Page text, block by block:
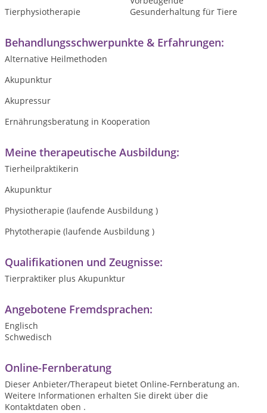
Tierphysiotherapie
Gesunderhaltung für Tiere
Behandlungsschwerpunkte & Erfahrungen:
Alternative Heilmethoden
Akupunktur
Akupressur
Ernährungsberatung in Kooperation
Meine therapeutische Ausbildung:
Tierheilpraktikerin
Akupunktur
Physiotherapie (laufende Ausbildung )
Phytotherapie (laufende Ausbildung )
Qualifikationen und Zeugnisse:
Tierpraktiker plus Akupunktur
Angebotene Fremdsprachen:
Englisch
Schwedisch
Online-Fernberatung
Dieser Anbieter/Therapeut bietet Online-Fernberatung an.
Weitere Informationen erhalten Sie direkt über die
Kontaktdaten oben .